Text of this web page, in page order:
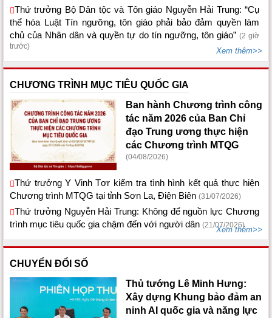
Thứ trưởng Bộ Dân tộc và Tôn giáo Nguyễn Hải Trung: “Cụ
thể hóa Luật Tín ngưỡng, tôn giáo phải bảo đảm quyền làm
chủ của Nhân dân và quyền tự do tín ngưỡng, tôn giáo” (2 giờ
trước)
Xem thêm>>
CHƯƠNG TRÌNH MỤC TIÊU QUỐC GIA
Ban hành Chương trình công
tác năm 2026 của Ban Chỉ
đạo Trung ương thực hiện
các Chương trình MTQG
(04/08/2026)
Thứ trưởng Y Vinh Tơr kiểm tra tình hình kết quả thực hiện
Chương trình MTQG tại tỉnh Sơn La, Điện Biên (31/07/2026)
Thứ trưởng Nguyễn Hải Trung: Không để nguồn lực Chương
trình mục tiêu quốc gia chậm đến với người dân (21/07/2026)
Xem thêm>>
CHUYỂN ĐỔI SỐ
Thủ tướng Lê Minh Hưng:
Xây dựng Khung bảo đảm an
ninh AI quốc gia và năng lực